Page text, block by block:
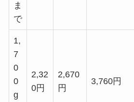
ま
で
1,
7
0
0
g
2,32
0円
2,670
円
3,760円